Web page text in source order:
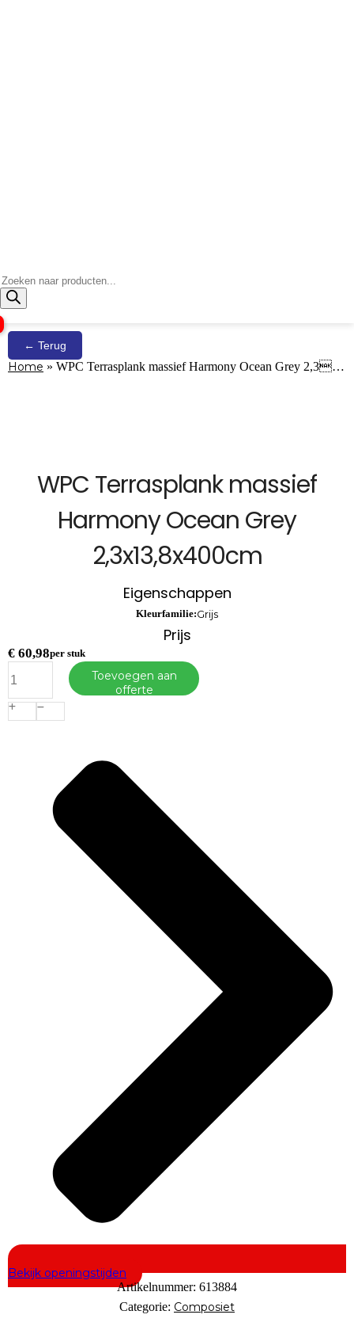
Producten
zoeken
← Terug
Home » WPC Terrasplank massief Harmony Ocean Grey 2,3…
WPC Terrasplank massief
Harmony Ocean Grey
2,3x13,8x400cm
Eigenschappen
Kleurfamilie:Grijs
Prijs
€ 60,98per stuk
Terrasplank
massief
Harmony
Ocean
Toevoegen aan
offerte
Bekijk openingstijden
Artikelnummer: 613884
Categorie: Composiet